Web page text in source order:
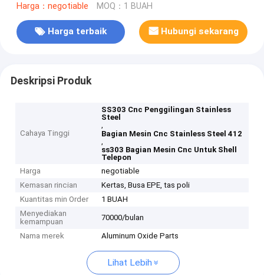
Harga：negotiable MOQ：1 BUAH
Harga terbaik Hubungi sekarang
Deskripsi Produk
Cahaya Tinggi
SS303 Cnc Penggilingan Stainless
Steel
,
Bagian Mesin Cnc Stainless Steel 412
,
ss303 Bagian Mesin Cnc Untuk Shell
Telepon
Harga
negotiable
Kemasan rincian
Kertas, Busa EPE, tas poli
Kuantitas min Order
1 BUAH
Menyediakan
kemampuan
70000/bulan
Nama merek Aluminum Oxide Parts
Lihat Lebih